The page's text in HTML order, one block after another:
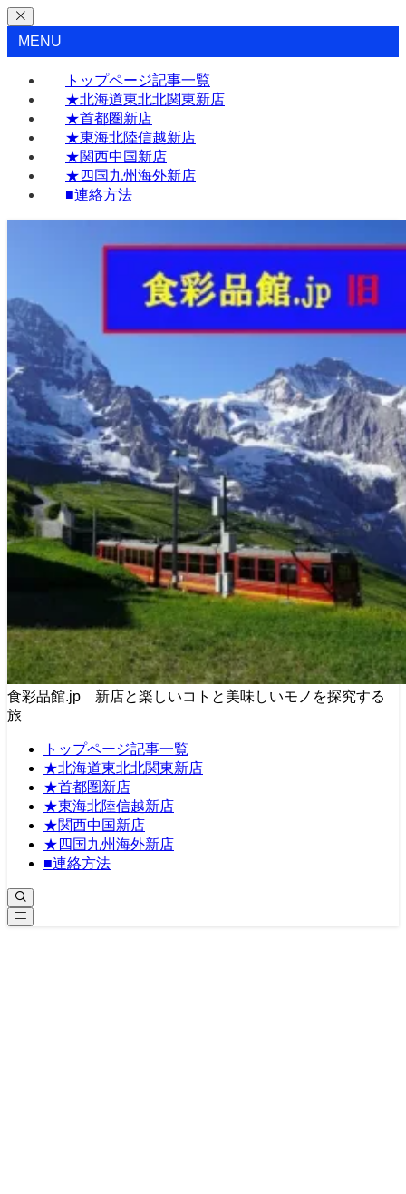
MENU
トップページ記事一覧
★北海道東北北関東新店
★首都圏新店
★東海北陸信越新店
★関西中国新店
★四国九州海外新店
■連絡方法
食彩品館.jp 新店と楽しいコトと美味しいモノを探究する
旅
トップページ記事一覧
★北海道東北北関東新店
★首都圏新店
★東海北陸信越新店
★関西中国新店
★四国九州海外新店
■連絡方法